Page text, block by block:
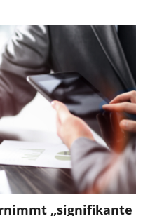
„signifikante